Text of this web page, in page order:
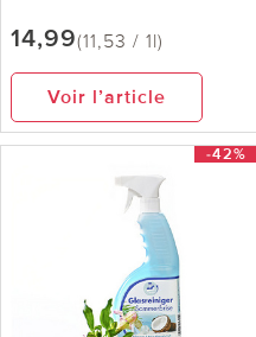
14,99(11,53 / 1l)
Voir l’article
-42%